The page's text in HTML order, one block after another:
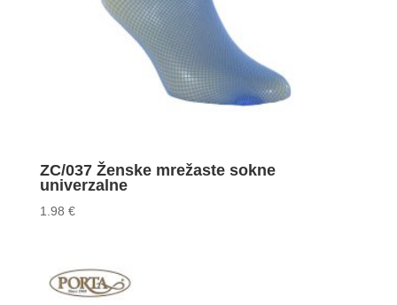
ZC/037 Ženske mrežaste sokne
univerzalne
1.98 €